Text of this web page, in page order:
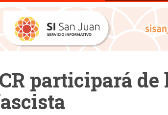
participará